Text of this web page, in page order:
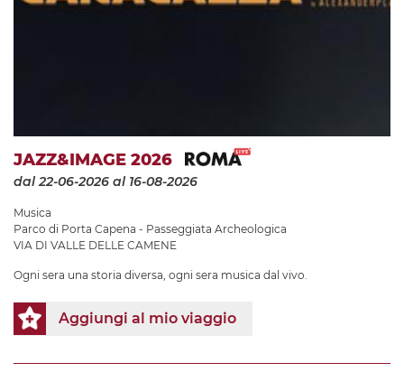
JAZZ&IMAGE 2026
dal 22-06-2026 al 16-08-2026
Musica
Parco di Porta Capena - Passeggiata Archeologica
VIA DI VALLE DELLE CAMENE
Ogni sera una storia diversa, ogni sera musica dal vivo.
Aggiungi al mio viaggio